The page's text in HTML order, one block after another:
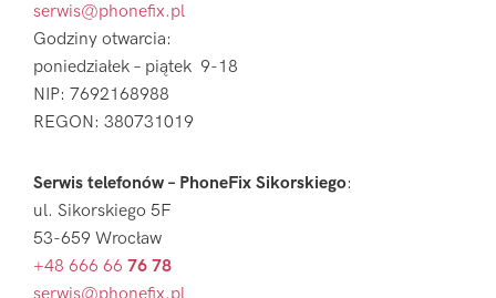
serwis@phonefix.pl
Godziny otwarcia:
poniedziałek – piątek 9-18
NIP: 7692168988
REGON: 380731019
Serwis telefonów – PhoneFix Sikorskiego:
ul. Sikorskiego 5F
53-659 Wrocław
+48 666 66 76 78